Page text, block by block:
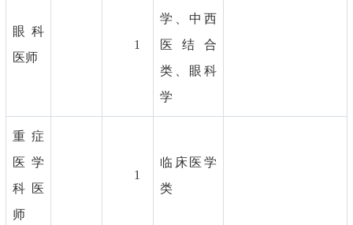
眼科
医师
1
学、中西
医结合
类、眼科
学
重症
医学
科医
师
1
临床医学
类